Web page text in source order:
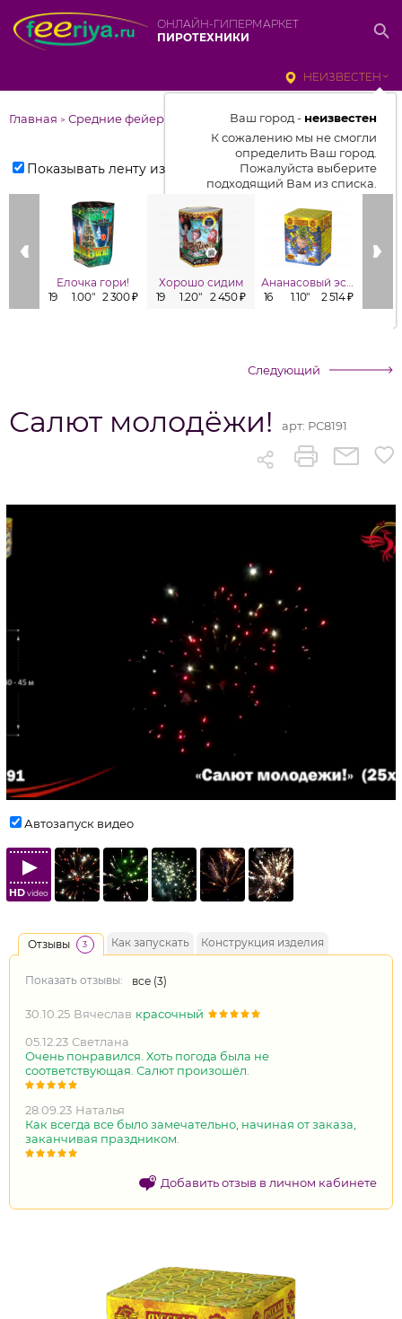
ОНЛАЙН-ГИПЕРМАРКЕТ
ПИРОТЕХНИКИ
НЕИЗВЕСТЕН
Ваш город - неизвестен
К сожалению мы не смогли
определить Ваш город.
Пожалуйста выберите
подходящий Вам из списка.
Выбрать город
От выбранного города зависит
цены, наличие и условия
доставки
Главная > Средние фейерверки
Показывать ленту изделий
Елочка гори!
19
1.00" 2 300 ₽
Хорошо сидим
19
1.20" 2 450 ₽
Ананасовый эспрессо
16
1.10" 2 514 ₽
Следующий
Салют молодёжи! арт: РС8191
Автозапуск видео
HDvideo
Отзывы 3 Как запускать Конструкция изделия
Показать отзывы: все (3)
30.10.25 Вячеслав красочный
05.12.23 Светлана
Очень понравился. Хоть погода была не
соответствующая. Салют произошёл.
28.09.23 Наталья
Как всегда все было замечательно, начиная от заказа,
заканчивая праздником.
Добавить отзыв в личном кабинете